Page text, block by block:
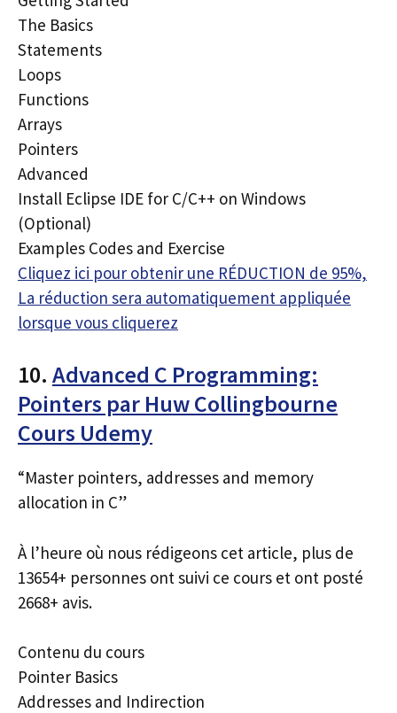
The Basics
Statements
Loops
Functions
Arrays
Pointers
Advanced
Install Eclipse IDE for C/C++ on Windows
(Optional)
Examples Codes and Exercise
Cliquez ici pour obtenir une RÉDUCTION de 95%,
La réduction sera automatiquement appliquée
lorsque vous cliquerez
10. Advanced C Programming:
Pointers par Huw Collingbourne
Cours Udemy
“Master pointers, addresses and memory
allocation in C”
À l’heure où nous rédigeons cet article, plus de
13654+ personnes ont suivi ce cours et ont posté
2668+ avis.
Contenu du cours
Pointer Basics
Addresses and Indirection